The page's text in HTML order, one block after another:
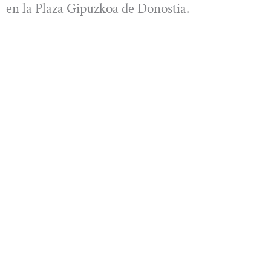
en la Plaza Gipuzkoa de Donostia.